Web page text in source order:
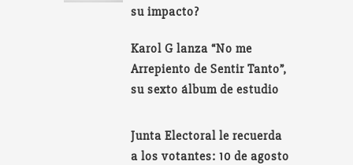
su impacto?
Karol G lanza “No me
Arrepiento de Sentir Tanto”,
su sexto álbum de estudio
Junta Electoral le recuerda
a los votantes: 10 de agosto